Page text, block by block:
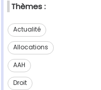
Thèmes :
Actualité
Allocations
AAH
Droit